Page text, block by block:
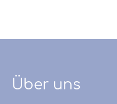
Über uns